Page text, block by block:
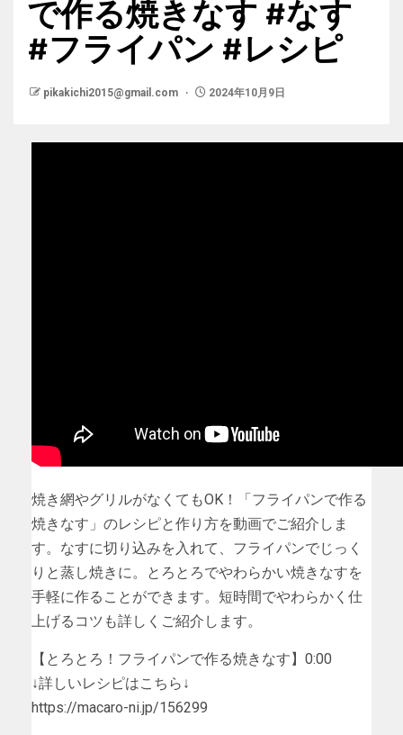
で作る焼きなす #なす
#フライパン #レシピ
pikakichi2015@gmail.com 2024年10月9日
焼き網やグリルがなくてもOK！「フライパンで作る
焼きなす」のレシピと作り方を動画でご紹介しま
す。なすに切り込みを入れて、フライパンでじっく
りと蒸し焼きに。とろとろでやわらかい焼きなすを
手軽に作ることができます。短時間でやわらかく仕
上げるコツも詳しくご紹介します。
【とろとろ！フライパンで作る焼きなす】0:00
↓詳しいレシピはこちら↓
https://macaro-ni.jp/156299